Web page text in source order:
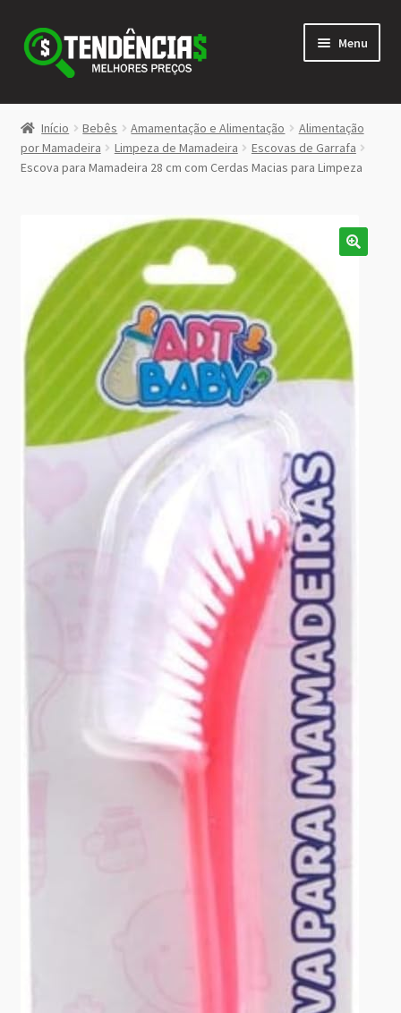
Pular
para
navegação
Pular
para
conteúdo
Menu
LOJA
<>
menu
Início Bebês Amamentação e Alimentação
Alimentação
por Mamadeira
Limpeza de Mamadeira
Escovas de Garrafa
Escova para Mamadeira 28 cm com Cerdas Macias para Limpeza